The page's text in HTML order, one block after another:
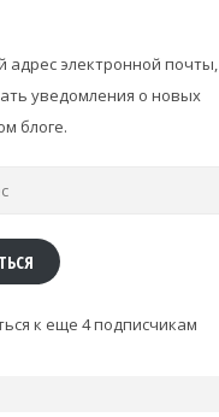
адрес электронной почты,
уведомления о новых
блоге.
к еще 4 подписчикам